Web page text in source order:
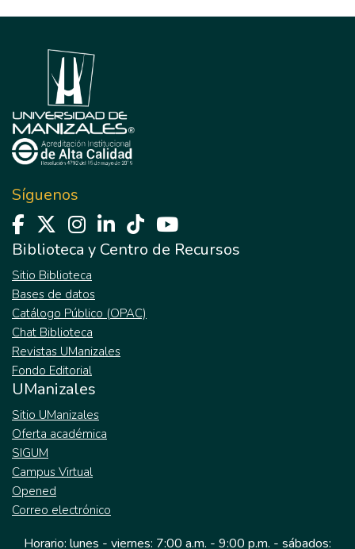
Síguenos
Biblioteca y Centro de Recursos
Sitio Biblioteca
Bases de datos
Catálogo Público (OPAC)
Chat Biblioteca
Revistas UManizales
Fondo Editorial
UManizales
Sitio UManizales
Oferta académica
SIGUM
Campus Virtual
Opened
Correo electrónico
Horario: lunes - viernes: 7:00 a.m. - 9:00 p.m. - sábados: